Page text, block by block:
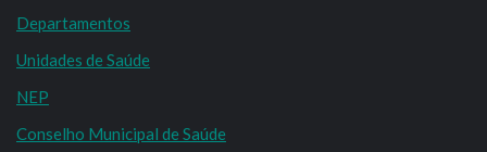
Departamentos
Unidades de Saúde
NEP
Conselho Municipal de Saúde